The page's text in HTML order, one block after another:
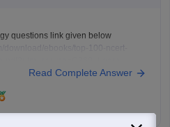
questions link given below
more concept explanations, practice
Read Complete Answer